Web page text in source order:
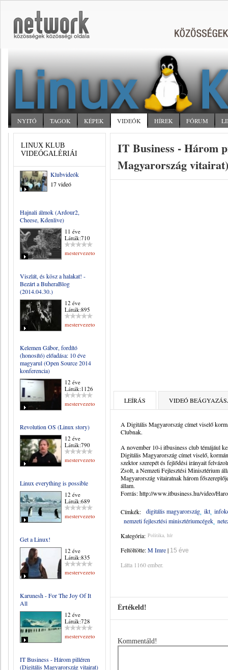
NYITÓ TAGOK KÉPEK VIDEÓK HÍREK FÓRUM
LINUX KLUB
VIDEÓGALÉRIÁI
Klubvideók
17 videó
Hajnali álmok (Ardour2,
Cheese, Kdenlive)
11 éve
Látták:710
mestervezeto
Viszlát, és kösz a halakat! -
Bezárt a BuheraBlog
(2014.04.30.)
12 éve
Látták:895
mestervezeto
Kelemen Gábor, fordító
(honosító) előadása: 10 éve
magyarul (Open Source 2014
konferencia)
12 éve
Látták:1126
mestervezeto
Revolution OS (Linux story)
12 éve
Látták:790
mestervezeto
Linux everything is possible
12 éve
Látták:689
mestervezeto
Get a Linux!
12 éve
Látták:835
mestervezeto
Karunesh - For The Joy Of It
All
12 éve
Látták:728
mestervezeto
IT Business - Három pilléren
(Digitális Magyarország vitairat)
IT Business - Három
Magyarország vitairat)
LEÍRÁS VIDEÓ
A Digitális Magyarország címet viselő
Clubnak.
A november 10-i itbusiness club témájául
Digitális Magyarország címet viselő,
szektor szerepét és fejlődési irányait
Zsolt, a Nemzeti Fejlesztési Minisztérium
Magyarország vitairatnak három
állam.
Forrás: http://www.itbusiness.hu/video/
Címkék: digitális magyarország ikt
nemzeti fejlesztési minisztériumcégek
Kategória: Politika, hír
Feltöltötte:M Imre| 15 éve
Látta 1160 ember.
Értékeld!
Kommentáld!